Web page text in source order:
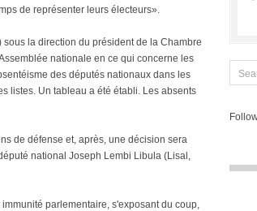
de représenter leurs électeurs».
la direction du président de la Chambre
nationale en ce qui concerne les
des députés nationaux dans les
listes. Un tableau a été établi. Les absents
de défense et, après, une décision sera
national Joseph Lembi Libula (Lisal,
parlementaire, s'exposant du coup,